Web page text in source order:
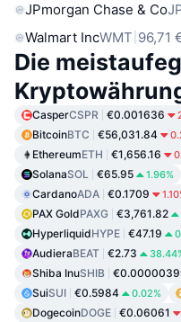
JPmorgan Chase & Co
Walmart IncWMT 96,71
Die
CasperCSPR €0.001636
BitcoinBTC €56,031.84
EthereumETH €1,656.16
SolanaSOL €65.95 1.96%
CardanoADA €0.1709
PAX GoldPAXG €3,761.82
HyperliquidHYPE €47.19
AudieraBEAT €2.73
Shiba InuSHIB
SuiSUI €0.5984 0.02%
DogecoinDOGE €0.06061